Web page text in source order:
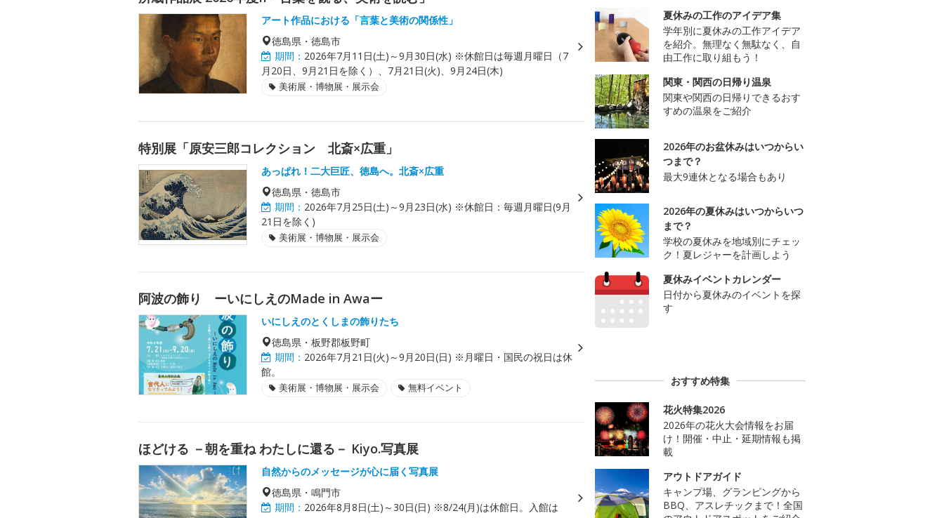
アート作品における「言葉と美術の関係性」
徳島県・徳島市
期間： 2026年7月11日(土)～9月30日(水) ※休館日は毎週月曜日（7
月20日、9月21日を除く）、7月21日(火)、9月24日(木)
美術展・博物展・展示会
特別展「原安三郎コレクション 北斎×広重」
あっぱれ！二大巨匠、徳島へ。北斎×広重
徳島県・徳島市
期間： 2026年7月25日(土)～9月23日(水) ※休館日：毎週月曜日(9月
21日を除く)
美術展・博物展・展示会
阿波の飾り ーいにしえのMade in Awaー
いにしえのとくしまの飾りたち
徳島県・板野郡板野町
期間： 2026年7月21日(火)～9月20日(日) ※月曜日・国民の祝日は休
館。
美術展・博物展・展示会 無料イベント
ほどける －朝を重ね わたしに還る－ Kiyo.写真展
自然からのメッセージが心に届く写真展
徳島県・鳴門市
期間： 2026年8月8日(土)～30日(日) ※8/24(月)は休館日。入館は
夏休みの工作のアイデア集
学年別に夏休みの工作アイデア
を紹介。無理なく無駄なく、自
由工作に取り組もう！
関東・関西の日帰り温泉
関東や関西の日帰りできるおす
すめの温泉をご紹介
2026年のお盆休みはいつからい
つまで？
最大9連休となる場合もあり
2026年の夏休みはいつからいつ
まで？
学校の夏休みを地域別にチェッ
ク！夏レジャーを計画しよう
夏休みイベントカレンダー
日付から夏休みのイベントを探
す
おすすめ特集
花火特集2026
2026年の花火大会情報をお届
け！開催・中止・延期情報も掲
載
アウトドアガイド
キャンプ場、グランピングから
BBQ、アスレチックまで！全国